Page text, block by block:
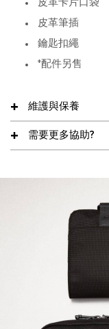
皮革卡片口袋
皮革筆插
鑰匙扣繩
*配件另售
維護與保養
需要更多協助?